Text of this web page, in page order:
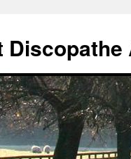
Discopathe